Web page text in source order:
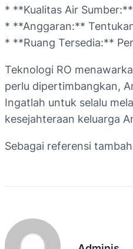
* **Kualitas Air
* **Anggaran:**
* **Ruang Tersedia:**
Teknologi RO
perlu dipertimbangkan,
Ingatlah untuk selalu
kesejahteraan keluarga
Sebagai referensi